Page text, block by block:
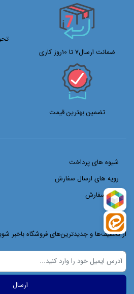
ضمانت ارسال7 تا 10روز کاری
تضمین بهترین قیمت
شیوه های پرداخت
رویه های ارسال سفارش
ثبت سفارش
از تخفیف‌ها و جدیدترین‌های فروشگاه باخبر